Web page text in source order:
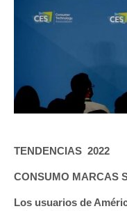
TENDENCIAS 2022
CONSUMO MARCAS
Los usuarios de